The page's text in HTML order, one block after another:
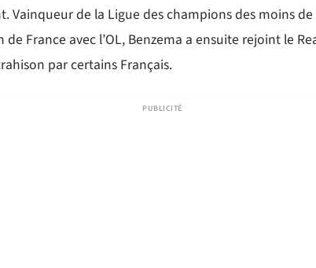
Vainqueur de la Ligue des champions des moins de
France avec l’OL, Benzema a ensuite rejoint le
par certains Français.